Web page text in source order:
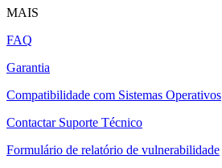
MAIS
FAQ
Garantia
Compatibilidade com Sistemas Operativos
Contactar Suporte Técnico
Formulário de relatório de vulnerabilidade